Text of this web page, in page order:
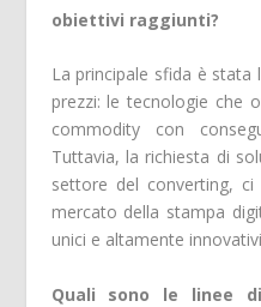
obiettivi raggiunti?
La principale sfida è
prezzi: le tecnologie che
commodity con
Tuttavia, la richiesta di
settore del converting,
mercato della stampa
unici e altamente
Quali sono le linee